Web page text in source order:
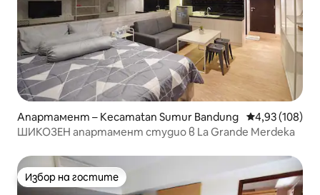
Апартамент – Kecamatan Sumur Bandung Средна
4,93 (108)
ШИКОЗЕН апартамент студио в La Grande Merdeka
Избор на гостите
Избор на гостите